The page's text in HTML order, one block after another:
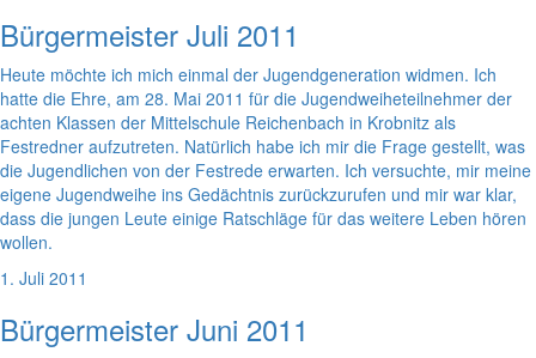
Bürgermeister Juli 2011
Heute möchte ich mich einmal der Jugendgeneration widmen. Ich
hatte die Ehre, am 28. Mai 2011 für die Jugendweiheteilnehmer der
achten Klassen der Mittelschule Reichenbach in Krobnitz als
Festredner aufzutreten. Natürlich habe ich mir die Frage gestellt, was
die Jugendlichen von der Festrede erwarten. Ich versuchte, mir meine
eigene Jugendweihe ins Gedächtnis zurückzurufen und mir war klar,
dass die jungen Leute einige Ratschläge für das weitere Leben hören
wollen.
1. Juli 2011
Bürgermeister Juni 2011